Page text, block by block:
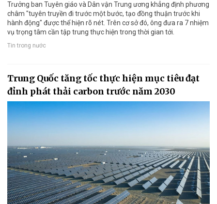
Trưởng ban Tuyên giáo và Dân vận Trung ương khẳng định phương
châm "tuyên truyền đi trước một bước, tạo đồng thuận trước khi
hành động" được thể hiện rõ nét. Trên cơ sở đó, ông đưa ra 7 nhiệm
vụ trọng tâm cần tập trung thực hiện trong thời gian tới.
Tin trong nước
Trung Quốc tăng tốc thực hiện mục tiêu đạt
đỉnh phát thải carbon trước năm 2030